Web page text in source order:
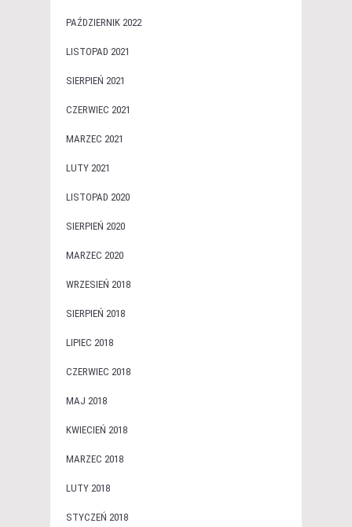
PAŹDZIERNIK 2022
LISTOPAD 2021
SIERPIEŃ 2021
CZERWIEC 2021
MARZEC 2021
LUTY 2021
LISTOPAD 2020
SIERPIEŃ 2020
MARZEC 2020
WRZESIEŃ 2018
SIERPIEŃ 2018
LIPIEC 2018
CZERWIEC 2018
MAJ 2018
KWIECIEŃ 2018
MARZEC 2018
LUTY 2018
STYCZEŃ 2018